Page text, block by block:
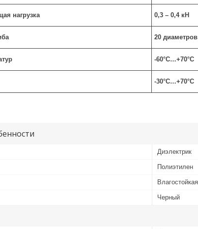
нагрузка 0,3 – 0,4 кН
20
-60°С…+70°С
-30°С…+70°С
Диэлектрик
Полиэтилен
Влагостойкая
Черный